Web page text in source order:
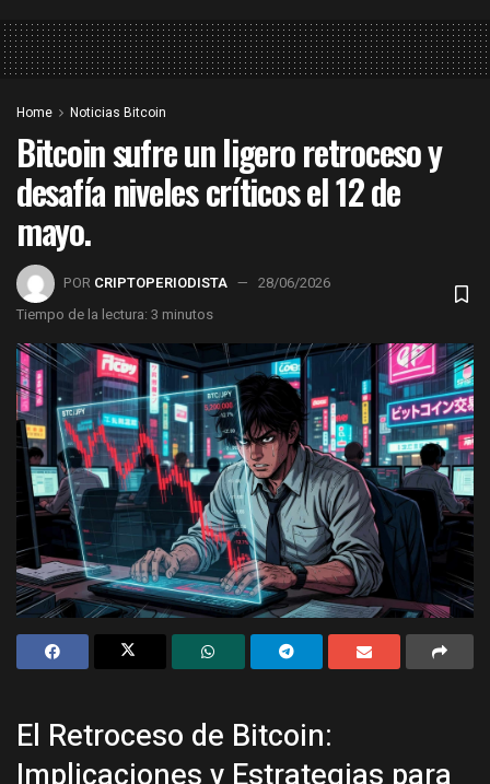
Home Noticias Bitcoin
Bitcoin sufre un ligero retroceso y
desafía niveles críticos el 12 de
mayo.
POR CRIPTOPERIODISTA
28/06/2026
Tiempo de la lectura: 3 minutos
El Retroceso de Bitcoin:
Implicaciones y Estrategias para